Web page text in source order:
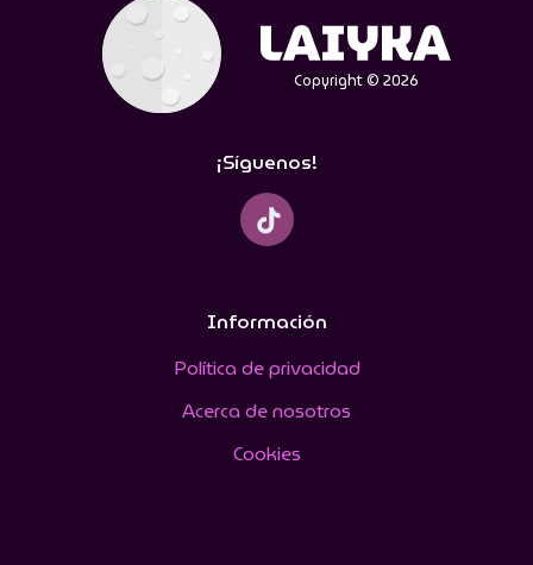
Copyright © 2026
¡Síguenos!
Información
Política de privacidad
Acerca de nosotros
Cookies